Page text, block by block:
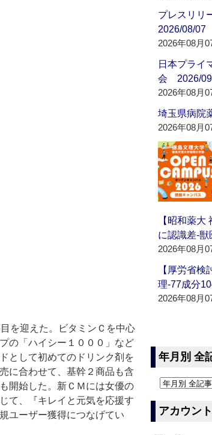
を迎えた。ビタミンＣを中心
の「ハイシー１０００」など
として初めてのドリンク剤を
に合わせて、基幹２商品も含
開始した。新ＣＭには女優の
て、『キレイと元気を応援す
ユーザー獲得につなげてい
プレスリリ
2026/08/07
2026年08月
日本プライ
会 2026/09
2026年08月
埼玉県病
2026年08月
【昭和薬大
に認識差‐
2026年08月
【厚労省
理‐77成分
2026年08月
年月別 全
アカウン